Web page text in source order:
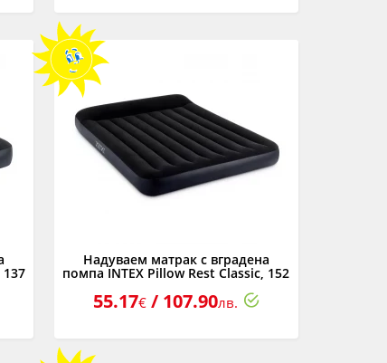
Надуваем матрак с вградена
помпа INTEX Pillow Rest Classic, 152
55.17€/ 107.90лв.